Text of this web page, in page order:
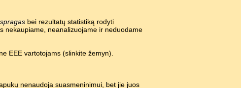
bei rezultatų statistiką rodyti
nekaupiame, neanalizuojame ir neduodame
EEE vartotojams (slinkite žemyn).
nenaudoja suasmeninimui, bet jie juos